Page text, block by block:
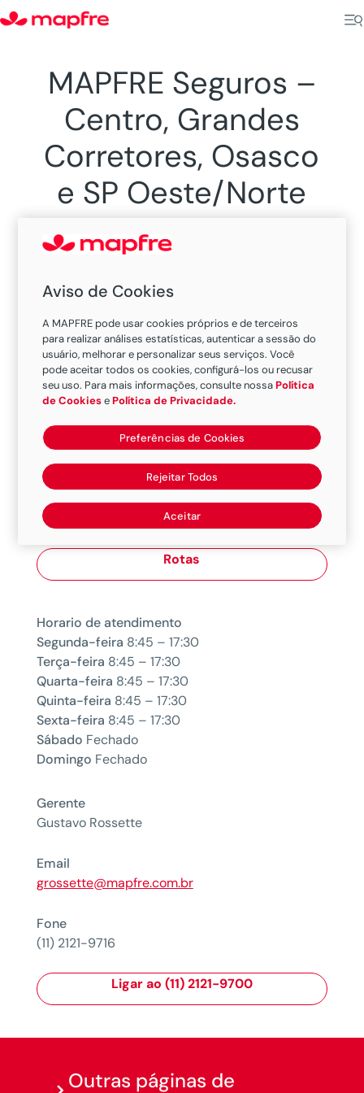
MAPFRE Seguros –
Centro, Grandes
Corretores, Osasco
e SP Oeste/Norte
Sucursal em Centro, São Paulo
Endereço
Av. das Nações Unidas, 14261
Vila Gertrudes, São Paulo
SP, 04794-000
Rotas
Horario de atendimento
Segunda-feira 8:45 – 17:30
Terça-feira 8:45 – 17:30
Quarta-feira 8:45 – 17:30
Quinta-feira 8:45 – 17:30
Sexta-feira 8:45 – 17:30
Sábado Fechado
Domingo Fechado
Gerente
Gustavo Rossette
Email
grossette@mapfre.com.br
Fone
(11) 2121-9716
Ligar ao (11) 2121-9700
Outras páginas de
Aviso de Cookies
A MAPFRE pode usar cookies próprios e de terceiros
para realizar análises estatísticas, autenticar a sessão do
usuário, melhorar e personalizar seus serviços. Você
pode aceitar todos os cookies, configurá-los ou recusar
seu uso. Para mais informações, consulte nossaPolítica
de CookiesePolítica de Privacidade.
Preferências de Cookies
Rejeitar Todos
Aceitar